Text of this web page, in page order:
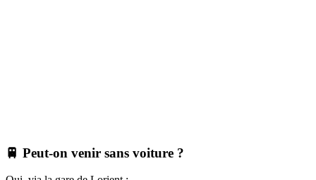
🚆 Peut-on venir sans voiture ?